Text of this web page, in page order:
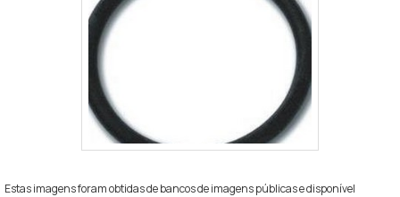
Estas imagens foram obtidas de bancos de imagens públicas e disponível